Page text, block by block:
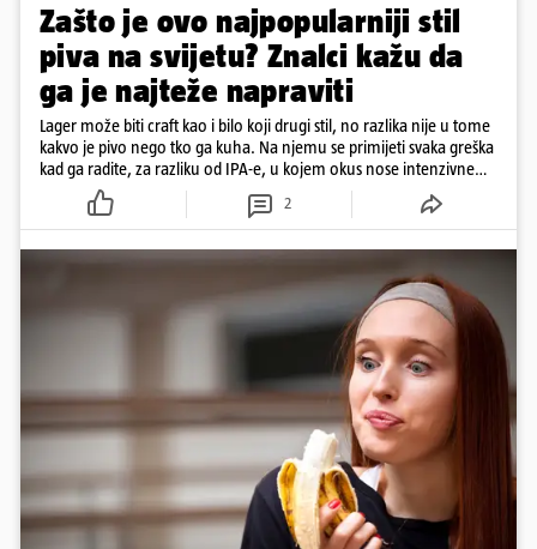
Zašto je ovo najpopularniji stil
piva na svijetu? Znalci kažu da
ga je najteže napraviti
Lager može biti craft kao i bilo koji drugi stil, no razlika nije u tome
kakvo je pivo nego tko ga kuha. Na njemu se primijeti svaka greška
kad ga radite, za razliku od IPA-e, u kojem okus nose intenzivne
2